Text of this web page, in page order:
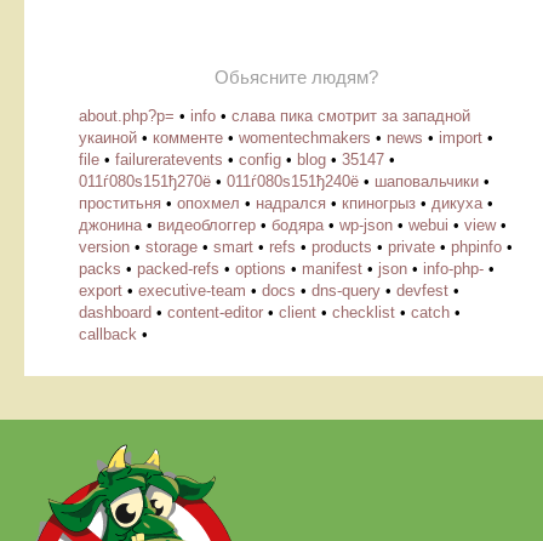
Обьясните людям?
about.php?p= • info • слава пика смотрит за западной
укаиной • комменте • womentechmakers • news • import •
file • failureratevents • config • blog • 35147 •
011ѓ080ѕ151ђ270ё • 011ѓ080ѕ151ђ240ё • шаповальчики •
проститьня • опохмел • надрался • кпиногрыз • дикуха •
джонина • видеоблоггер • бодяра • wp-json • webui • view•
version • storage • smart • refs • products • private • phpinfo •
packs • packed-refs • options • manifest • json • info-php- •
export • executive-team • docs • dns-query • devfest •
dashboard • content-editor • client • checklist • catch •
callback •